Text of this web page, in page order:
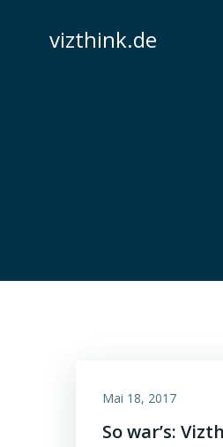
springenvizthink.de
Mai 18, 2017
So war’s: